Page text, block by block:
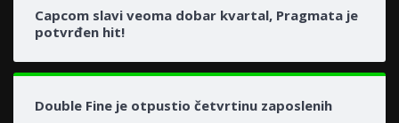
Capcom slavi veoma dobar kvartal, Pragmata je
potvrđen hit!
Double Fine je otpustio četvrtinu zaposlenih